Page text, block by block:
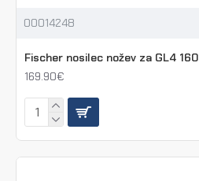
00014248
Fischer nosilec nožev za GL4 160
169.90€